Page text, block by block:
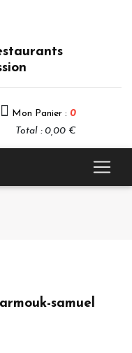
Mon Panier : 0
Total : 0,00 €
samuel